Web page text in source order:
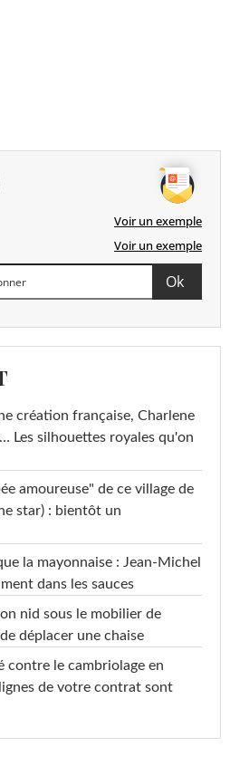
Voir un exemple
Voir un exemple
création française, Charlene
Les silhouettes royales qu'on
amoureuse" de ce village de
star) : bientôt un
la mayonnaise : Jean-Michel
dans les sauces
nid sous le mobilier de
déplacer une chaise
contre le cambriolage en
de votre contrat sont